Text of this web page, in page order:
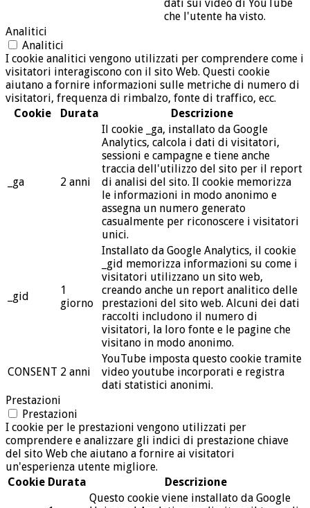
dati sui video di YouTube
che l'utente ha visto.
Analitici
Analitici
I cookie analitici vengono utilizzati per comprendere come i
visitatori interagiscono con il sito Web. Questi cookie
aiutano a fornire informazioni sulle metriche di numero di
visitatori, frequenza di rimbalzo, fonte di traffico, ecc.
Cookie
Durata Descrizione
_ga 2 anni
Il cookie _ga, installato da Google
Analytics, calcola i dati di visitatori,
sessioni e campagne e tiene anche
traccia dell'utilizzo del sito per il report
di analisi del sito. Il cookie memorizza
le informazioni in modo anonimo e
assegna un numero generato
casualmente per riconoscere i visitatori
unici.
_gid
1
giorno
Installato da Google Analytics, il cookie
_gid memorizza informazioni su come i
visitatori utilizzano un sito web,
creando anche un report analitico delle
prestazioni del sito web. Alcuni dei dati
raccolti includono il numero di
visitatori, la loro fonte e le pagine che
visitano in modo anonimo.
CONSENT 2 anni
YouTube imposta questo cookie tramite
video youtube incorporati e registra
dati statistici anonimi.
Prestazioni
Prestazioni
I cookie per le prestazioni vengono utilizzati per
comprendere e analizzare gli indici di prestazione chiave
del sito Web che aiutano a fornire ai visitatori
un'esperienza utente migliore.
Cookie Durata Descrizione
Questo cookie viene installato da Google